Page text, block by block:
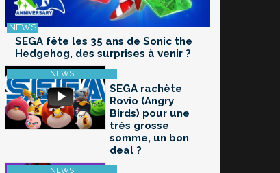
SEGA fête les 35 ans de Sonic the
Hedgehog, des surprises à venir ?
SEGA rachète
Rovio (Angry
Birds) pour une
très grosse
somme, un bon
deal ?